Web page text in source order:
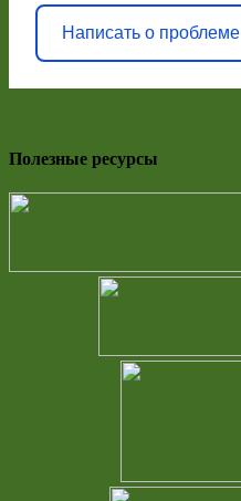
Написать о проблеме
Полезные ресурсы